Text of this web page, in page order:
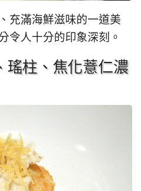
充滿海鮮滋味的一道美
令人十分的印象深刻。
瑤柱、焦化薏仁濃